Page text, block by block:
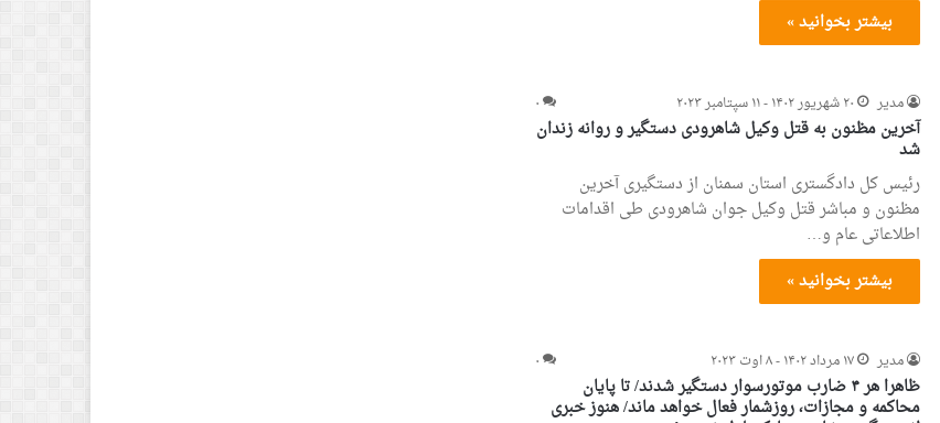
بیشتر بخوانید »
مدیر ۲۰ شهریور ۱۴۰۲ - ۱۱ سپتامبر ۲۰۲۳ ۰
آخرین مظنون به قتل وکیل شاهرودی دستگیر و روانه زندان
شد
رئیس کل دادگستری استان سمنان از دستگیری آخرین
مظنون و مباشر قتل وکیل جوان شاهرودی طی اقدامات
اطلاعاتی عام و…
بیشتر بخوانید »
مدیر ۱۷ مرداد ۱۴۰۲ - ۸ اوت ۲۰۲۳ ۰
ظاهرا هر ۴ ضارب موتورسوار دستگیر شدند/ تا پایان
محاکمه و مجازات، روزشمار فعال خواهد ماند/ هنوز خبری